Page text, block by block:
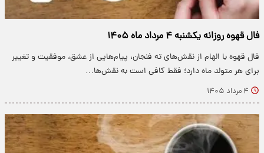
فال قهوه روزانه یکشنبه ۴ مرداد ماه ۱۴۰۵
فال قهوه با الهام از نقش‌های ته فنجان، پیام‌هایی از عشق، موفقیت و تغییر
برای هر متولد ماه دارد؛ فقط کافی است به نقش‌ها…
۴ مرداد ۱۴۰۵